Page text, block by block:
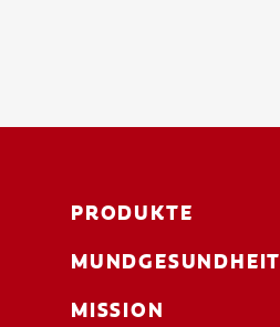
PRODUKTE
MUNDGESUNDHEIT
MISSION